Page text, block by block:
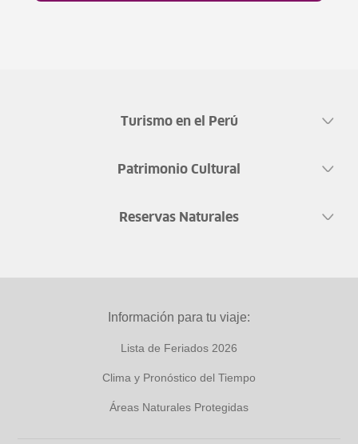
Turismo en el Perú
Patrimonio Cultural
Reservas Naturales
Información para tu viaje:
Lista de Feriados 2026
Clima y Pronóstico del Tiempo
Áreas Naturales Protegidas